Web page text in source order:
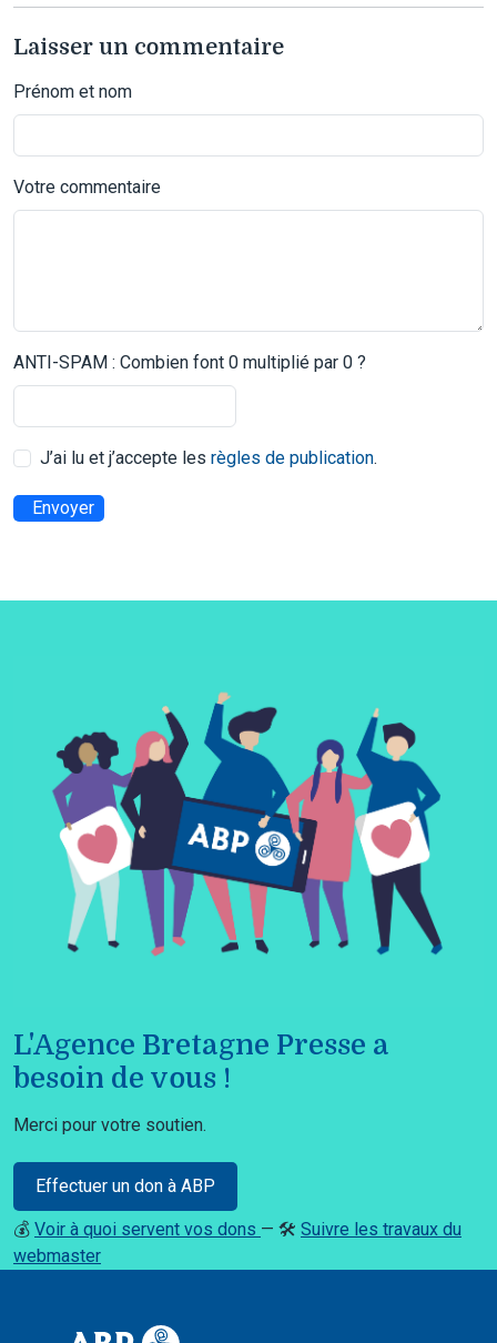
Laisser un commentaire
Prénom et nom
Votre commentaire
ANTI-SPAM : Combien font 0 multiplié par 0 ?
J’ai lu et j’accepte les règles de publication.
Envoyer
L'Agence Bretagne Presse a
besoin de vous !
Merci pour votre soutien.
Effectuer un don à ABP
💰 Voir à quoi servent vos dons — 🛠️ Suivre les travaux du
webmaster